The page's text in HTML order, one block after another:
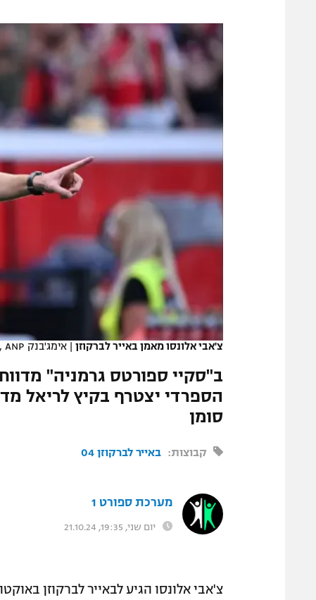
תקנון משתתפים וזוכים בפרסים
תקנון עבור פעילות אלקטרה
תקנון עבור פעילות ספורט 1 – "מרלן"
גיימינג E-Sports
תנאי שימוש
מדיניות פרטיות
תקנון פעילות ספורט 1
רשיון להקרנה פומבית לבית עסק
הצטרפות לחבילת הערוצים
לוח דרושים – ג'ובנט
תגיות
המגזין
בני
צ'אבי אלונסו מאמן באייר לברקוזן | אימג'בנק GettyImages, ANP
ב"סקיי ספורטס גרמניה"
הספרדי יצטרף בקיץ לריאל
סומן
קבוצות: באייר לברקוזן 04
מערכת ספורט 1
יום שני, 19:35, 21.10.24